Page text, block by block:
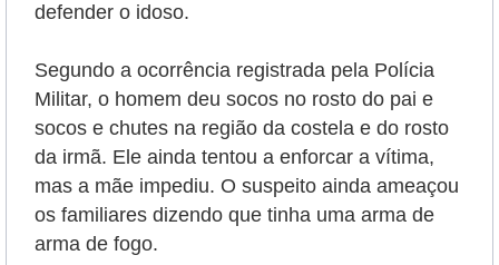
defender o idoso.
Segundo a ocorrência registrada pela Polícia
Militar, o homem deu socos no rosto do pai e
socos e chutes na região da costela e do rosto
da irmã. Ele ainda tentou a enforcar a vítima,
mas a mãe impediu. O suspeito ainda ameaçou
os familiares dizendo que tinha uma arma de
arma de fogo.